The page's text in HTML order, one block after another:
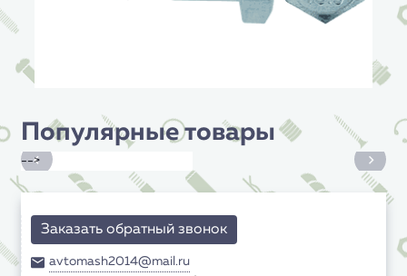
Популярные товары
-->
Заказать обратный звонок
avtomash2014@mail.ru